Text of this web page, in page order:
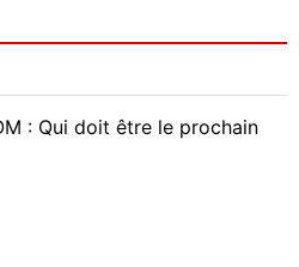
: Qui doit être le prochain